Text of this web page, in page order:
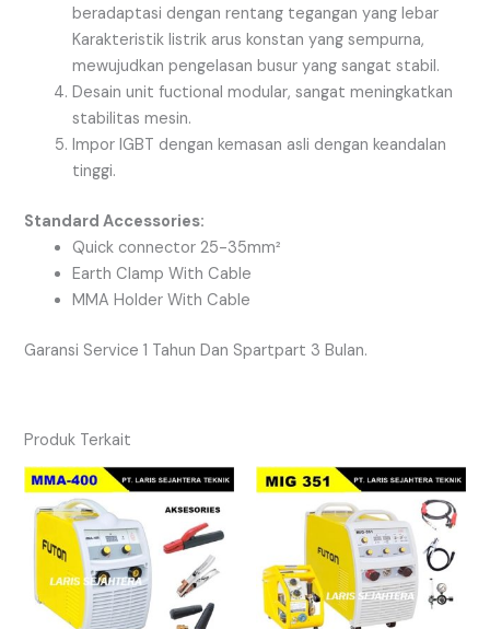
beradaptasi dengan rentang tegangan yang lebar
Karakteristik listrik arus konstan yang sempurna,
mewujudkan pengelasan busur yang sangat stabil.
Desain unit fuctional modular, sangat meningkatkan
stabilitas mesin.
Impor IGBT dengan kemasan asli dengan keandalan
tinggi.
Standard Accessories:
Quick connector 25-35mm²
Earth Clamp With Cable
MMA Holder With Cable
Garansi Service 1 Tahun Dan Spartpart 3 Bulan.
Produk Terkait